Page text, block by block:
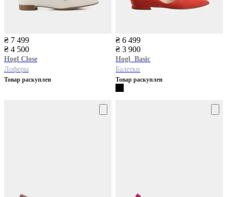
₴ 7 499
₴ 4 500
Hogl Close
Лоферы
Товар раскуплен
₴ 6 499
₴ 3 900
Hogl
Basic
Балетки
Товар раскуплен